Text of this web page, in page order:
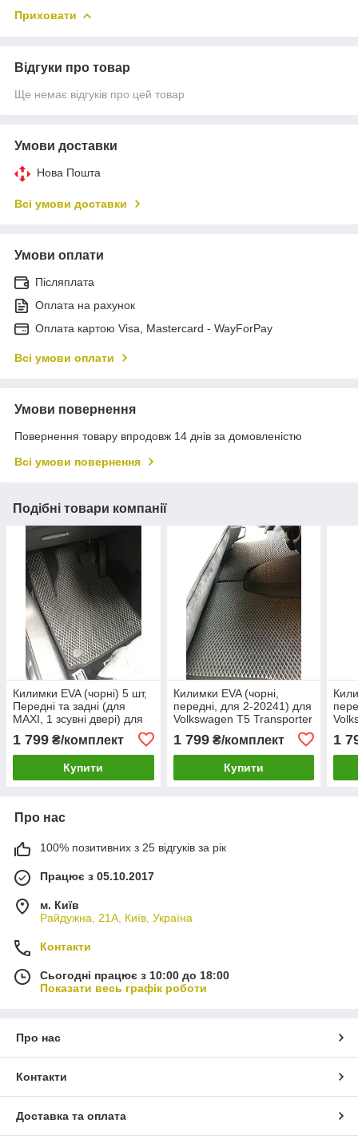
Приховати
Відгуки про товар
Ще немає відгуків про цей товар
Умови доставки
Нова Пошта
Всі умови доставки
Умови оплати
Післяплата
Оплата на рахунок
Оплата картою Visa, Mastercard - WayForPay
Всі умови оплати
Умови повернення
Повернення товару впродовж 14 днів за домовленістю
Всі умови повернення
Подібні товари компанії
Килимки EVA (чорні) 5 шт,
Передні та задні (для
MAXI, 1 зсувні двері) для
Volkswagen Caddy 2010-
2015рр
1 799 ₴/комплект
Купити
Килимки EVA (чорні,
передні, для 2-20241) для
Volkswagen T5 Transporter
1 799₴/комплект
Купити
1
Про нас
100% позитивних з 25 відгуків за рік
Працює з 05.10.2017
м. Київ
Райдужна, 21А, Київ, Україна
Контакти
Сьогодні працює з 10:00 до 18:00
Показати весь графік роботи
Про нас
Контакти
Доставка та оплата